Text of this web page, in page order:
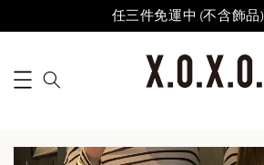
任三件免運中 (不含飾品)